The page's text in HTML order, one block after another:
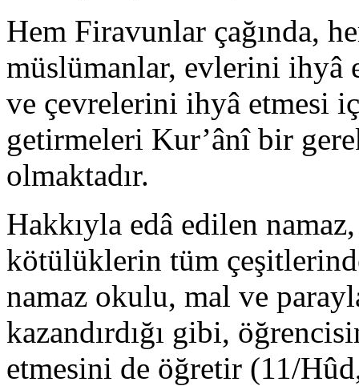
Hem Firavunlar çağında,
müslümanlar, evlerini
ve çevrelerini ihyâ etmesi
getirmeleri Kur’ânî bir
olmaktadır.
Hakkıyla edâ edilen
kötülüklerin tüm
namaz okulu, mal ve
kazandırdığı gibi,
etmesini de öğretir (11/